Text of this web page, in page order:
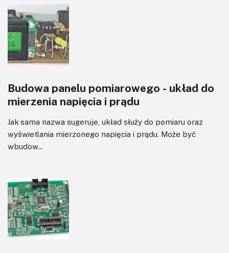
Budowa panelu pomiarowego - układ do
mierzenia napięcia i prądu
Jak sama nazwa sugeruje, układ służy do pomiaru oraz
wyświetlania mierzonego napięcia i prądu. Może być
wbudow...